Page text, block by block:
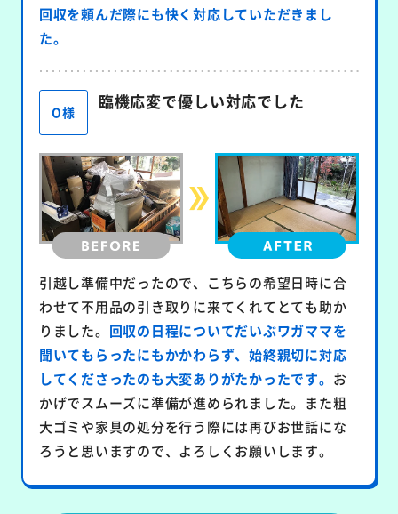
回収を頼んだ際にも快く対応していただきまし
た。
O様 臨機応変で優しい対応でした
引越し準備中だったので、こちらの希望日時に合
わせて不用品の引き取りに来てくれてとても助か
りました。 回収の日程についてだいぶワガママを
聞いてもらったにもかかわらず、始終親切に対応
してくださったのも大変ありがたかったです。 お
かげでスムーズに準備が進められました。また粗
大ゴミや家具の処分を行う際には再びお世話にな
ろうと思いますので、よろしくお願いします。